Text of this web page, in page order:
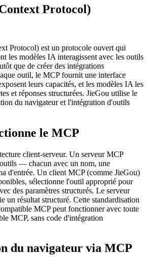
Protocol)
Protocol) est un protocole ouvert qui
les modèles IA interagissent avec les outils
que de créer des intégrations
outil, le MCP fournit une interface
leurs capacités, et les modèles IA les
et réponses structurées. JieGou utilise le
du navigateur et l'intégration d'outils
le MCP
client-serveur. Un serveur MCP
— chacun avec un nom, une
d'entrée. Un client MCP (comme JieGou)
sélectionne l'outil approprié pour
des paramètres structurés. Le serveur
un résultat structuré. Cette standardisation
MCP peut fonctionner avec toute
MCP, sans code d'intégration
du navigateur via MCP